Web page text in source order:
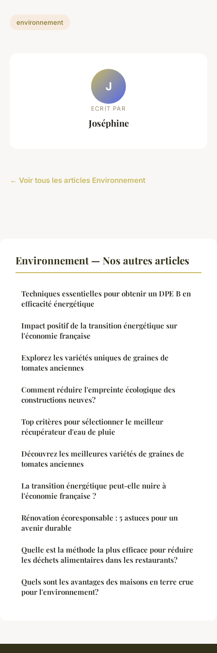
environnement
J
ECRIT PAR
Joséphine
← Voir tous les articles Environnement
Environnement — Nos autres articles
Techniques essentielles pour obtenir un DPE B en
efficacité énergétique
Impact positif de la transition énergétique sur
l'économie française
Explorez les variétés uniques de graines de
tomates anciennes
Comment réduire l'empreinte écologique des
constructions neuves?
Top critères pour sélectionner le meilleur
récupérateur d'eau de pluie
Découvrez les meilleures variétés de graines de
tomates anciennes
La transition énergétique peut-elle nuire à
l'économie française ?
Rénovation écoresponsable : 5 astuces pour un
avenir durable
Quelle est la méthode la plus efficace pour réduire
les déchets alimentaires dans les restaurants?
Quels sont les avantages des maisons en terre crue
pour l'environnement?